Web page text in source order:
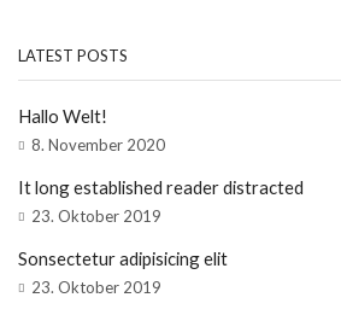
LATEST POSTS
Hallo Welt!
8. November 2020
It long established reader distracted
23. Oktober 2019
Sonsectetur adipisicing elit
23. Oktober 2019